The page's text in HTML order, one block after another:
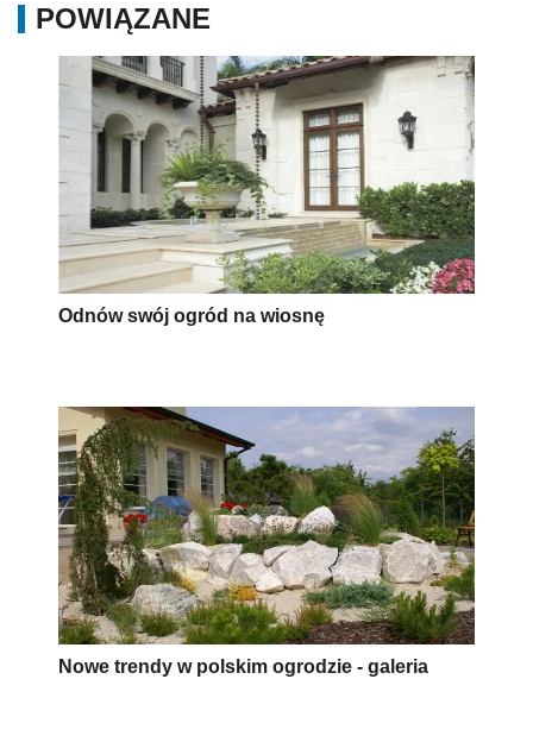
POWIĄZANE
Odnów swój ogród na wiosnę
Nowe trendy w polskim ogrodzie - galeria